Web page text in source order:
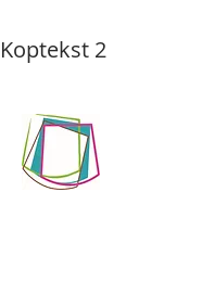
Koptekst 2